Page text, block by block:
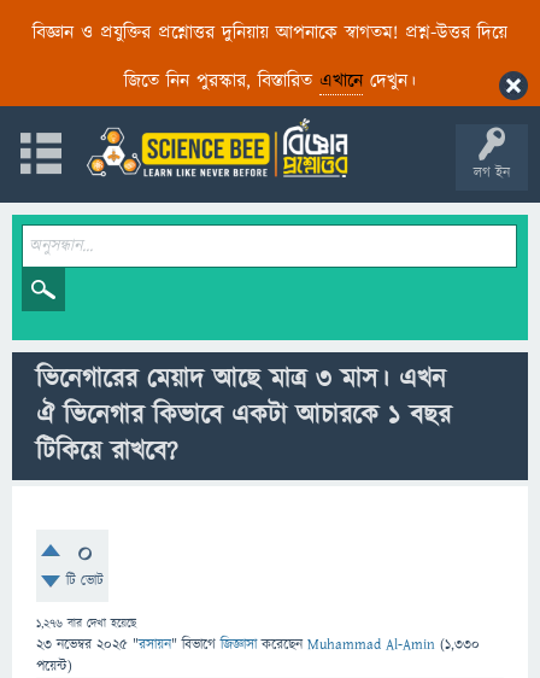
বিজ্ঞান ও প্রযুক্তির প্রশ্নোত্তর দুনিয়ায় আপনাকে স্বাগতম! প্রশ্ন-উত্তর দিয়ে
জিতে নিন পুরস্কার, বিস্তারিত এখানেদেখুন।
লগ ইন
ভিনেগারের মেয়াদ আছে মাত্র ৩ মাস। এখন
ঐ ভিনেগার কিভাবে একটা আচারকে ১ বছর
টিকিয়ে রাখবে?
0
টি ভোট
1,276 বার দেখা হয়েছে
23 নভেম্বর 2025 "রসায়ন" বিভাগে জিজ্ঞাসাকরেছেনMuhammad Al-Amin (1,330
পয়েন্ট)